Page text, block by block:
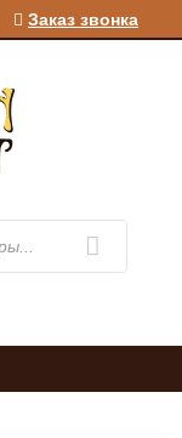
Заказ звонка